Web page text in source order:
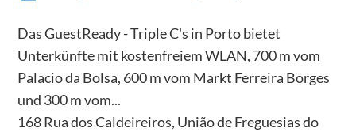
Das GuestReady - Triple C's in Porto bietet
Unterkünfte mit kostenfreiem WLAN, 700 m vom
Palacio da Bolsa, 600 m vom Markt Ferreira Borges
und 300 m vom...
168 Rua dos Caldeireiros, União de Freguesias do